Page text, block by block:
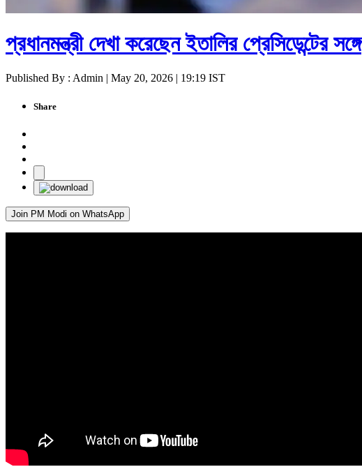
প্রধানমন্ত্রী দেখা করেছেন ইতালির প্রেসিডেন্টের সঙ্গে
Published By : Admin | May 20, 2026 | 19:19 IST
Share
Join PM Modi on WhatsApp